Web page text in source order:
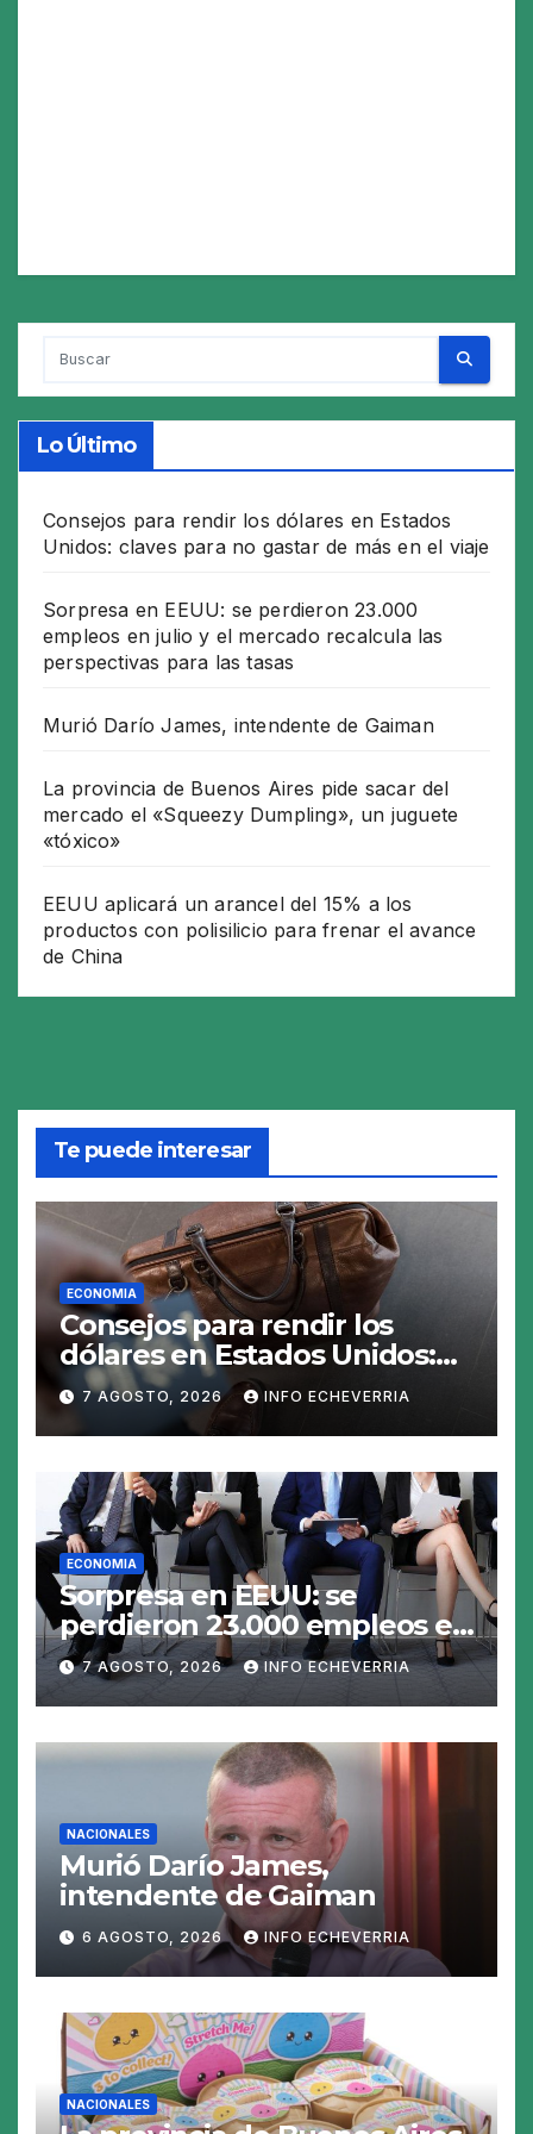
Lo Último
Consejos para rendir los dólares en Estados
Unidos: claves para no gastar de más en el viaje
Sorpresa en EEUU: se perdieron 23.000
empleos en julio y el mercado recalcula las
perspectivas para las tasas
Murió Darío James, intendente de Gaiman
La provincia de Buenos Aires pide sacar del
mercado el «Squeezy Dumpling», un juguete
«tóxico»
EEUU aplicará un arancel del 15% a los
productos con polisilicio para frenar el avance
de China
Te puede interesar
ECONOMIA
Consejos para rendir los
dólares en Estados Unidos:
claves para no gastar de más
en el viaje
7 AGOSTO, 2026 INFO ECHEVERRIA
ECONOMIA
Sorpresa en EEUU: se
perdieron 23.000 empleos en
julio y el mercado recalcula
las perspectivas para las
tasas
7 AGOSTO, 2026 INFO ECHEVERRIA
NACIONALES
Murió Darío James,
intendente de Gaiman
6 AGOSTO, 2026 INFO ECHEVERRIA
NACIONALES